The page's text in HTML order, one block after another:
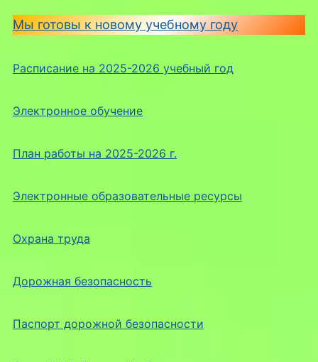
Мы готовы к новому учебному году
Расписание на 2025-2026 учебный год
Электронное обучение
План работы на 2025-2026 г.
Электронные образовательные ресурсы
Охрана труда
Дорожная безопасность
Паспорт дорожной безопасности